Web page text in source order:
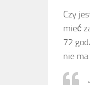
Czy
mieć
72
nie